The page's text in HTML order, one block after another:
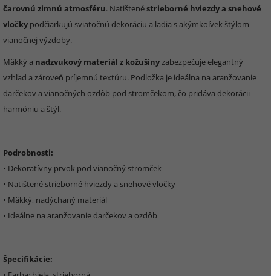
čarovnú zimnú atmosféru. Natištenéstrieborné hviezdy a snehové
vločky podčiarkujú sviatočnú dekoráciu a ladia s akýmkoľvek štýlom
vianočnej výzdoby.
Mäkký a nadzvukový materiál z kožušinyzabezpečuje elegantný
vzhľad a zároveň príjemnú textúru. Podložka je ideálna na aranžovanie
darčekov a vianočných ozdôb pod stromčekom, čo pridáva dekorácii
harmóniu a štýl.
Podrobnosti:
• Dekoratívny prvok pod vianočný stromček
• Natištené strieborné hviezdy a snehové vločky
• Mäkký, nadýchaný materiál
• Ideálne na aranžovanie darčekov a ozdôb
Špecifikácie: